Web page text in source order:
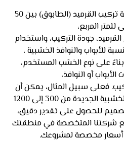
يمكن أن تتراوح تكلفة تركيب القرميد (الطابوق) بين 50
للمتر المربع،
جودة التركيب، واستخدام
للأبواب والنوافذ الخشبية ،
على نوع الخشب المستخدم،
أو النوافذ،
فعلى سبيل المثال، يمكن أن
الجديدة من 300 إلى 1200
​للحصول على تقدير دقيق،
شركتنا المتخصصة في منطقتك
مخصصة لمشروعك.